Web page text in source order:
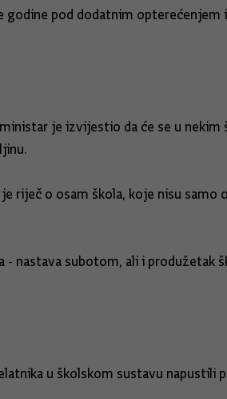
pod dodatnim opterećenjem
je izvijestio da će se u
riječ o osam škola, koje nisu samo
nastava subotom, ali i produžetak
u školskom sustavu napustili